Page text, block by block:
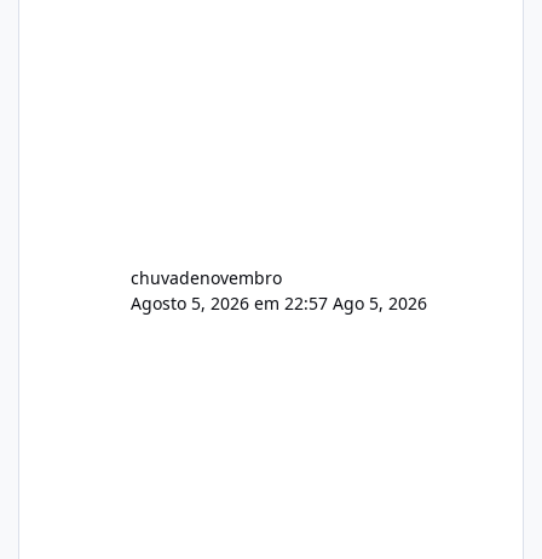
chuvadenovembro
Agosto 5, 2026 em 22:57 Ago 5, 2026